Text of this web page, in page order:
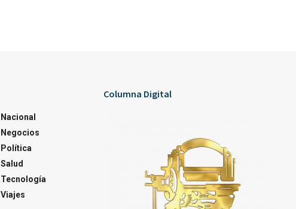
Nacional
Negocios
Política
Salud
Tecnología
Viajes
Columna Digital